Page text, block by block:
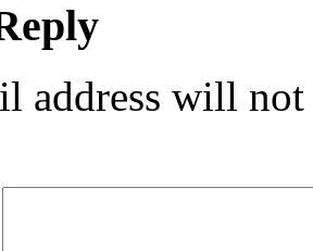
address will